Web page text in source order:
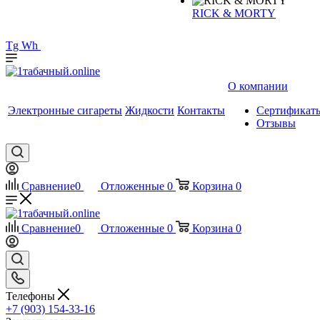
RICK & MORTY
Tg Wh
Электронные сигареты Жидкости Контакты
О компании
Отзывы
Сравнение0 Отложенные 0 Корзина 0
Сравнение0 Отложенные 0 Корзина 0
Телефоны
+7 (903) 154-33-16